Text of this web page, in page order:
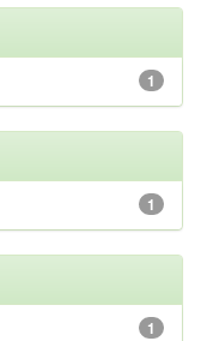
1
1
1